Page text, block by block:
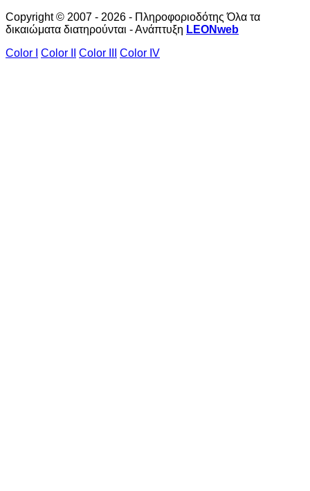
Copyright © 2007 - 2026 - Πληροφοριοδότης Όλα τα
δικαιώματα διατηρούνται - Ανάπτυξη LEONweb
Color I
Color II Color III Color IV